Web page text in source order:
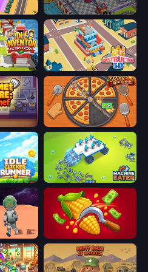
Oil Mining 3D: Petrol Factory
Idle Construction 3D
Ring Restaurant
Machine Eater
Farm-51: Secret Harvest